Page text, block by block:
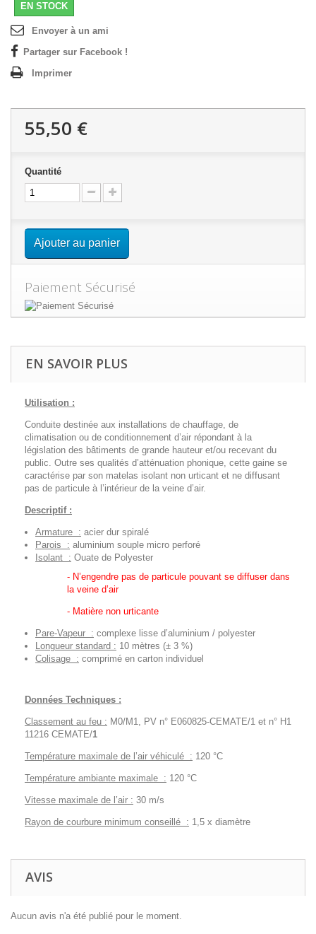
EN STOCK
Envoyer à un ami
Partager sur Facebook !
Imprimer
55,50 €
Quantité
Ajouter au panier
Paiement Sécurisé
EN SAVOIR PLUS
Utilisation :
Conduite destinée aux installations de chauffage, de
climatisation ou de conditionnement d’air répondant à la
législation des bâtiments de grande hauteur et/ou recevant du
public. Outre ses qualités d’atténuation phonique, cette gaine se
caractérise par son matelas isolant non urticant et ne diffusant
pas de particule à l’intérieur de la veine d’air.
Descriptif :
Armature : acier dur spiralé
Parois : aluminium souple micro perforé
Isolant : Ouate de Polyester
- N’engendre pas de particule pouvant se diffuser dans
la veine d’air
- Matière non urticante
Pare-Vapeur : complexe lisse d’aluminium / polyester
Longueur standard : 10 mètres (± 3 %)
Colisage : comprimé en carton individuel
Données Techniques :
Classement au feu : M0/M1, PV n° E060825-CEMATE/1 et n° H1
11216 CEMATE/1
Température maximale de l’air véhiculé : 120 °C
Température ambiante maximale : 120 °C
Vitesse maximale de l’air : 30 m/s
Rayon de courbure minimum conseillé : 1,5 x diamètre
AVIS
Aucun avis n'a été publié pour le moment.